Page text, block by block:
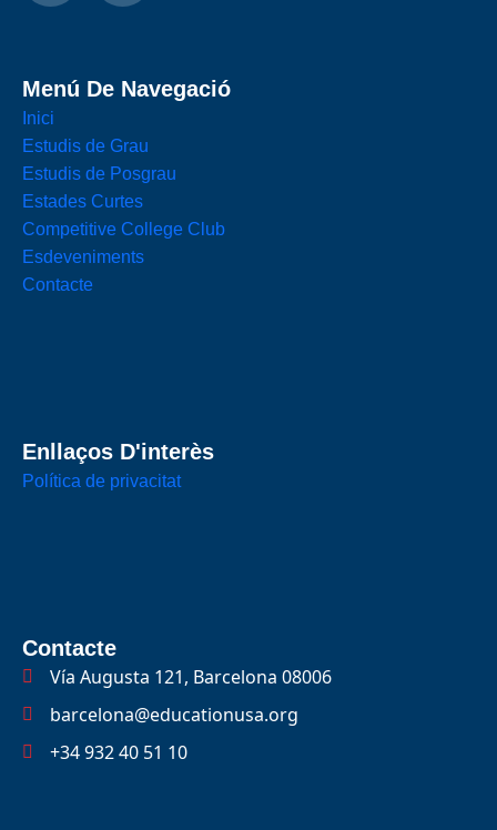
Menú De Navegació
Inici
Estudis de Grau
Estudis de Posgrau
Estades Curtes
Competitive College Club
Esdeveniments
Contacte
Enllaços D'interès
Política de privacitat
Contacte
Vía Augusta 121, Barcelona 08006
barcelona@educationusa.org
+34 932 40 51 10